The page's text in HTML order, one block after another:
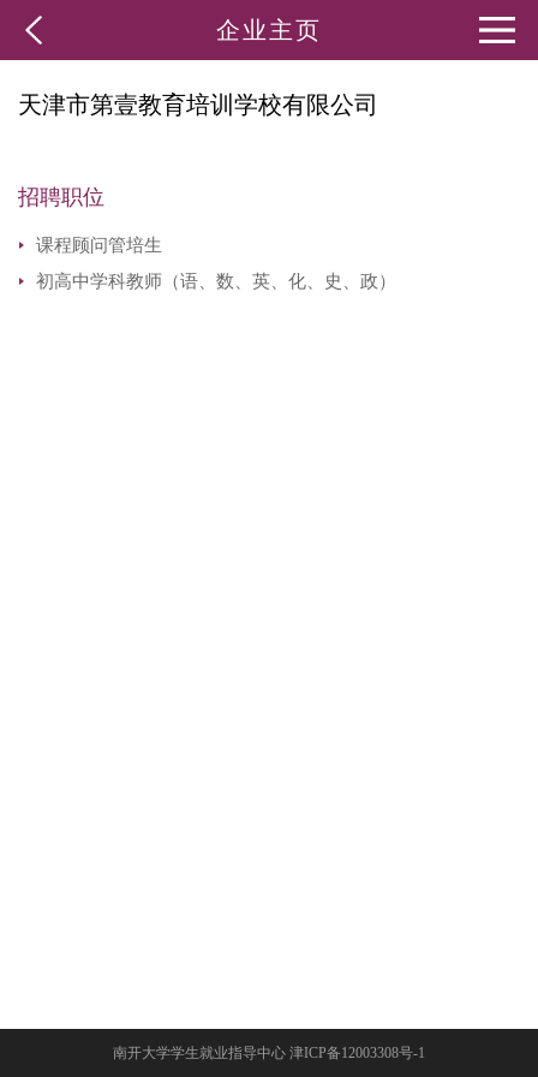
企业主页
天津市第壹教育培训学校有限公司
招聘职位
课程顾问管培生
初高中学科教师（语、数、英、化、史、政）
南开大学学生就业指导中心 津ICP备12003308号-1